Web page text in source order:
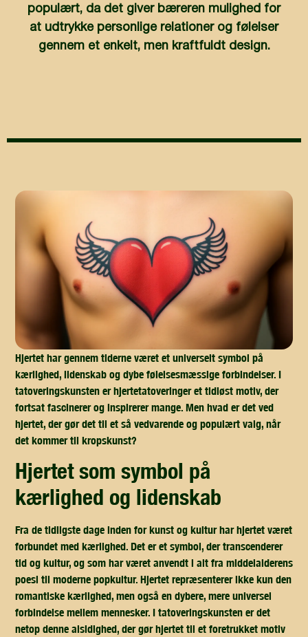
populært, da det giver bæreren mulighed for
at udtrykke personlige relationer og følelser
gennem et enkelt, men kraftfuldt design.
Hjertet har gennem tiderne været et universelt symbol på
kærlighed, lidenskab og dybe følelsesmæssige forbindelser. I
tatoveringskunsten er hjertetatoveringer et tidløst motiv, der
fortsat fascinerer og inspirerer mange. Men hvad er det ved
hjertet, der gør det til et så vedvarende og populært valg, når
det kommer til kropskunst?
hjertet som symbol på
kærlighed og lidenskab
Fra de tidligste dage inden for kunst og kultur har hjertet været
forbundet med kærlighed. Det er et symbol, der transcenderer
tid og kultur, og som har været anvendt i alt fra middelalderens
poesi til moderne popkultur. Hjertet repræsenterer ikke kun den
romantiske kærlighed, men også en dybere, mere universel
forbindelse mellem mennesker. I tatoveringskunsten er det
netop denne alsidighed, der gør hjertet til et foretrukket motiv